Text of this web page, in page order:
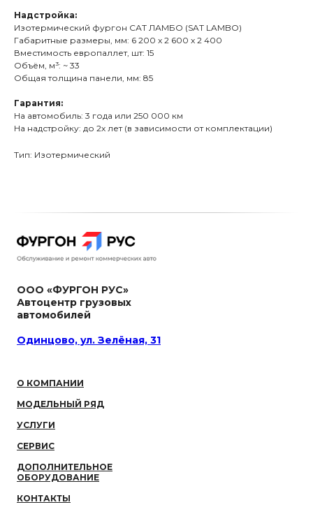
Надстройка:
Изотермический фургон САТ ЛАМБО (SAT LAMBO)
Габаритные размеры, мм: 6 200 x 2 600 x 2 400
Вместимость европаллет, шт: 15
Объём, м³: ~ 33
Общая толщина панели, мм: 85
Гарантия:
На автомобиль: 3 года или 250 000 км
На надстройку: до 2х лет (в зависимости от комплектации)
Тип: Изотермический
ООО «ФУРГОН РУС»
Автоцентр грузовых
автомобилей
Одинцово, ул. Зелёная, 31
О КОМПАНИИ
МОДЕЛЬНЫЙ РЯД
УСЛУГИ
СЕРВИС
ДОПОЛНИТЕЛЬНОЕ
ОБОРУДОВАНИЕ
КОНТАКТЫ